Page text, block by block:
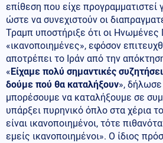
επίθεση που είχε προγραμματιστεί
ώστε να συνεχιστούν οι
Τραμπ υποστήριξε ότι οι Ηνωμένες
«ικανοποιημένες», εφόσον
αποτρέπει το Ιράν από την
«Είχαμε πολύ σημαντικές
δούμε πού θα καταλήξουν», δήλωσε
μπορέσουμε να καταλήξουμε σε
υπάρξει πυρηνικό όπλο στα χέρια
είναι ικανοποιημένοι, τότε
εμείς ικανοποιημένοι». Ο ίδιος